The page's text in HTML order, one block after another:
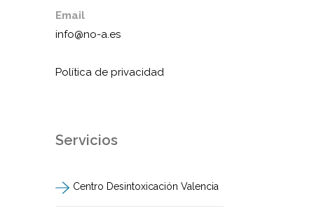
Email
info@no-a.es
Política de privacidad
Servicios
Centro Desintoxicación Valencia